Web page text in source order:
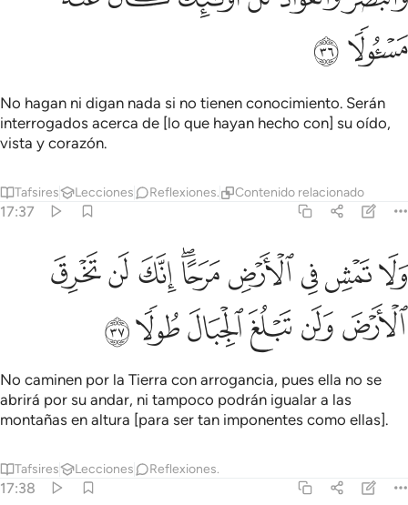
ﳎﳏ
No hagan ni digan nada si no tienen conocimiento. Serán
interrogados acerca de [lo que hayan hecho con] su oído,
vista y corazón.
Tafsires Lecciones Reflexiones. Contenido relacionado
17:37
ولا تمش في الارض مرحا انك لن تخرق الارض ولن تبلغ الجبال طولا ٣٧
وَلَا تَمْشِ فِى ٱلْأَرْضِ مَرَحًا ۖ إِنَّكَ لَن تَخْرِقَ ٱلْأَرْضَ وَلَن تَبْلُغَ ٱلْجِبَالَ
ﳐﳑﳒﳓﳔﳕﳖﳗﳘ
ﳙﳚﳛﳜﳝﳞ
No caminen por la Tierra con arrogancia, pues ella no se
abrirá por su andar, ni tampoco podrán igualar a las
montañas en altura [para ser tan imponentes como ellas].
Tafsires Lecciones Reflexiones.
17:38